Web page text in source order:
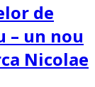
de
– un nou
Nicolae